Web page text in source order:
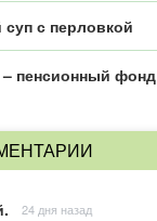
суп с перловкой
пенсионный фонд
24 дня назад